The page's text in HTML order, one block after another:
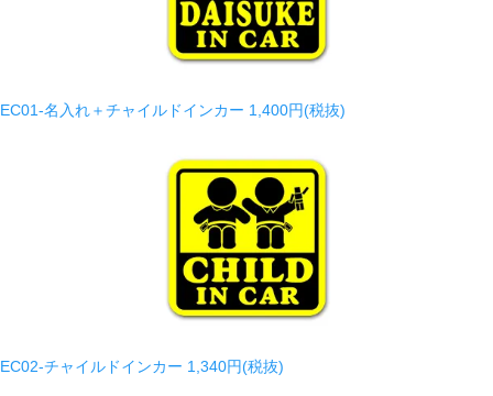
EC01-名入れ＋チャイルドインカー 1,400円(税抜)
EC02-チャイルドインカー 1,340円(税抜)